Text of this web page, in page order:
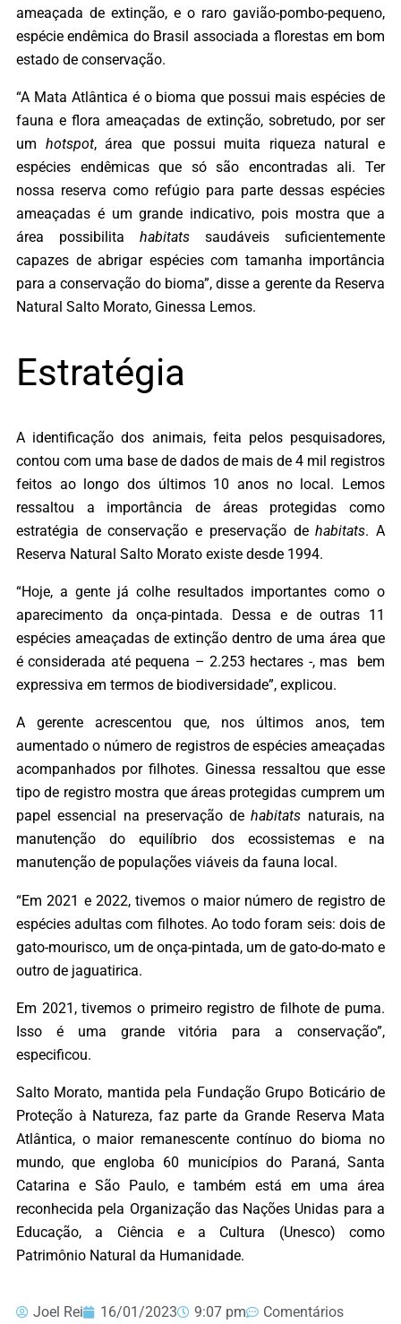
ameaçada de extinção, e o raro gavião-pombo-pequeno,
espécie endêmica do Brasil associada a florestas em bom
estado de conservação.
“A Mata Atlântica é o bioma que possui mais espécies de
fauna e flora ameaçadas de extinção, sobretudo, por ser
um hotspot, área que possui muita riqueza natural e
espécies endêmicas que só são encontradas ali. Ter
nossa reserva como refúgio para parte dessas espécies
ameaçadas é um grande indicativo, pois mostra que a
área possibilita habitats saudáveis suficientemente
capazes de abrigar espécies com tamanha importância
para a conservação do bioma”, disse a gerente da Reserva
Natural Salto Morato, Ginessa Lemos.
Estratégia
A identificação dos animais, feita pelos pesquisadores,
contou com uma base de dados de mais de 4 mil registros
feitos ao longo dos últimos 10 anos no local. Lemos
ressaltou a importância de áreas protegidas como
estratégia de conservação e preservação dehabitats. A
Reserva Natural Salto Morato existe desde 1994.
“Hoje, a gente já colhe resultados importantes como o
aparecimento da onça-pintada. Dessa e de outras 11
espécies ameaçadas de extinção dentro de uma área que
é considerada até pequena – 2.253 hectares -, mas bem
expressiva em termos de biodiversidade”, explicou.
A gerente acrescentou que, nos últimos anos, tem
aumentado o número de registros de espécies ameaçadas
acompanhados por filhotes. Ginessa ressaltou que esse
tipo de registro mostra que áreas protegidas cumprem um
papel essencial na preservação dehabitats naturais, na
manutenção do equilíbrio dos ecossistemas e na
manutenção de populações viáveis da fauna local.
“Em 2021 e 2022, tivemos o maior número de registro de
espécies adultas com filhotes. Ao todo foram seis: dois de
gato-mourisco, um de onça-pintada, um de gato-do-mato e
outro de jaguatirica.
Em 2021, tivemos o primeiro registro de filhote de puma.
Isso é uma grande vitória para a conservação”,
especificou.
Salto Morato, mantida pela Fundação Grupo Boticário de
Proteção à Natureza, faz parte da Grande Reserva Mata
Atlântica, o maior remanescente contínuo do bioma no
mundo, que engloba 60 municípios do Paraná, Santa
Catarina e São Paulo, e também está em uma área
reconhecida pela Organização das Nações Unidas para a
Educação, a Ciência e a Cultura (Unesco) como
Patrimônio Natural da Humanidade.
Joel Rei 16/01/2023 9:07 pm Comentários